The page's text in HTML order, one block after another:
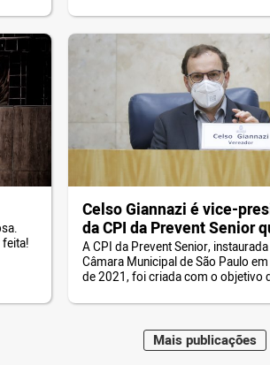
Celso Giannazi é vice-
da CPI da Prevent Senior
investiga irregularidades
tratamento de pacientes
Covid-19
A CPI da Prevent Senior,
Câmara Municipal de São Paulo
de 2021, foi criada com o objetivo
operadora de saúde durante a
presidente da Comissão, tem atuado
fortemente para esclarecer os fatos
Maispublicações